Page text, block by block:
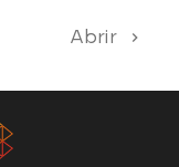
Abrir